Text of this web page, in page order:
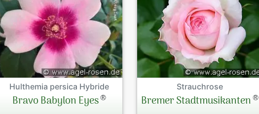
Hulthemia persica Hybride
Bravo Babylon Eyes®
Strauchrose
Bremer Stadtmusikanten®